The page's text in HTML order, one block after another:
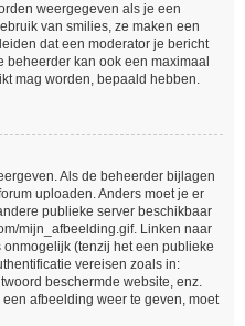
weergegeven als je een
van smilies, ze maken een
dat een moderator je bericht
kan ook een maximaal
mag worden, bepaald hebben.
Als de beheerder bijlagen
uploaden. Anders moet je er
publieke server beschikbaar
mijn_afbeelding.gif. Linken naar
(tenzij het een publieke
vereisen zoals in:
beschermde website, enz.
afbeelding weer te geven, moet